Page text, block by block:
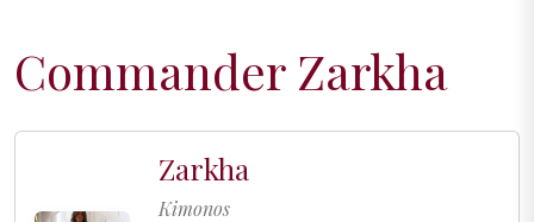
Commander Zarkha
Zarkha
Kimonos